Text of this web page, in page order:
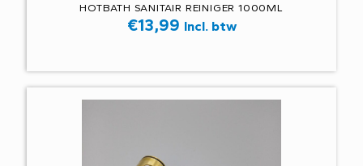
HOTBATH SANITAIR REINIGER 1000ML
€13,99 Incl. btw